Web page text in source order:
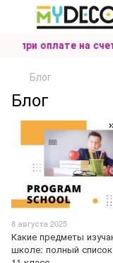
при оплате на счет
Блог
Блог
8 августа 2025
Какие предметы
школе: полный